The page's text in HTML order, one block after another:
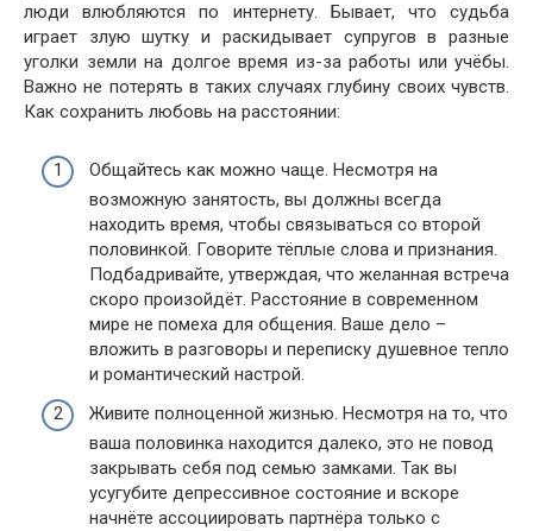
люди влюбляются по интернету. Бывает, что судьба
играет злую шутку и раскидывает супругов в разные
уголки земли на долгое время из-за работы или учёбы.
Важно не потерять в таких случаях глубину своих чувств.
Как сохранить любовь на расстоянии:
Общайтесь как можно чаще. Несмотря на
возможную занятость, вы должны всегда
находить время, чтобы связываться со второй
половинкой. Говорите тёплые слова и признания.
Подбадривайте, утверждая, что желанная встреча
скоро произойдёт. Расстояние в современном
мире не помеха для общения. Ваше дело –
вложить в разговоры и переписку душевное тепло
и романтический настрой.
Живите полноценной жизнью. Несмотря на то, что
ваша половинка находится далеко, это не повод
закрывать себя под семью замками. Так вы
усугубите депрессивное состояние и вскоре
начнёте ассоциировать партнёра только с